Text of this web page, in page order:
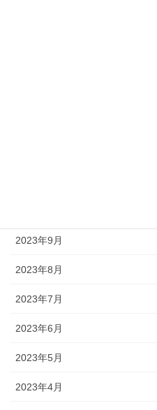
2023年9月
2023年8月
2023年7月
2023年6月
2023年5月
2023年4月